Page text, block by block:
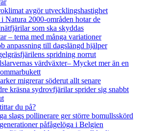
avgör utvecklingshastighet
Natura 2000-områden hotar de
som ska skyddas
– tema med många variationer
anpassning till dagslängd hjälper
spridning norrut
värdväxter– Mycket mer än en
migrerar söderut allt senare
kräsna sydrovfjärilar sprider sig snabbt
du på?
slags pollinerare ger större bomullsskörd
påfågelöga i Belgien